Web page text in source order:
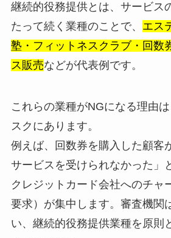
継続的役務提供とは、サービス
たって続く業種のことで、 エス
塾・フィットネスクラブ・回数
ス販売などが代表例です。
これらの業種がNGになる理由
スクにあります。
例えば、回数券を購入した顧客
サービスを受けられなかった」
クレジットカード会社へのチャ
要求）が集中します。審査機関
い、継続的役務提供業種を原則